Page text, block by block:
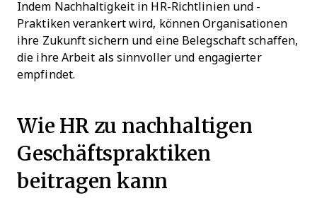
Indem Nachhaltigkeit in HR-Richtlinien und -
Praktiken verankert wird, können Organisationen
ihre Zukunft sichern und eine Belegschaft schaffen,
die ihre Arbeit als sinnvoller und engagierter
empfindet.
Wie HR zu nachhaltigen
Geschäftspraktiken
beitragen kann